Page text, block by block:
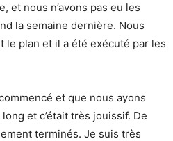
et nous n’avons pas eu les
la semaine dernière. Nous
le plan et il a été exécuté par les
et que nous ayons
et c’était très jouissif. De
terminés. Je suis très